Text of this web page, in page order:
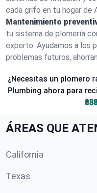
cada grifo en tu hogar de
Mantenimiento
tu sistema de plomería
experto. Ayudamos a los
problemas futuros,
¿Necesitas un plomero
Plumbing ahora para
ÁREAS QUE
California
Texas